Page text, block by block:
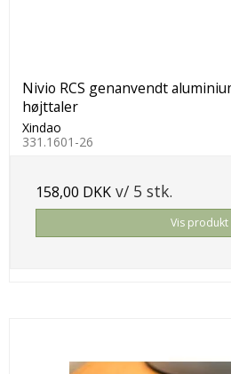
Nivio RCS genanvendt
højttaler
Xindao
331.1601-26
158,00 DKK v/ 5 stk.
Vis produkt